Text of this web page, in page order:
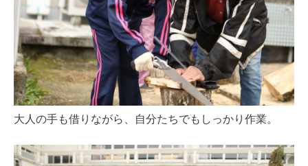
大人の手も借りながら、自分たちでもしっかり作業。